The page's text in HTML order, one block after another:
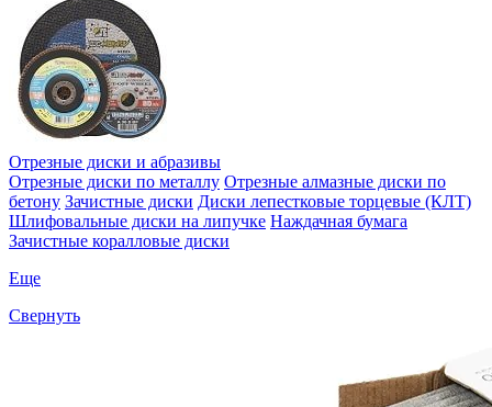
Отрезные диски и абразивы
Отрезные диски по металлу Отрезные алмазные диски по
бетону Зачистные диски Диски лепестковые торцевые (КЛТ)
Шлифовальные диски на липучке Наждачная бумага
Зачистные коралловые диски
Еще
Свернуть